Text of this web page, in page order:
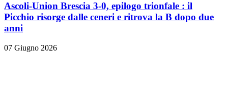
Ascoli-Union Brescia 3-0, epilogo trionfale : il
Picchio risorge dalle ceneri e ritrova la B dopo due
anni
07 Giugno 2026